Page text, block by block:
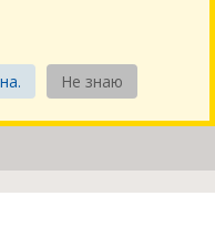
Не знаю